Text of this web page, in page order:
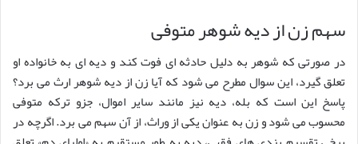
سهم زن از دیه شوهر متوفی
در صورتی که شوهر به دلیل حادثه ای فوت کند و دیه ای به خانواده او
تعلق گیرد، این سوال مطرح می شود که آیا زن از دیه شوهر ارث می برد؟
پاسخ این است که بله، دیه نیز مانند سایر اموال، جزو ترکه متوفی
محسوب می شود و زن به عنوان یکی از وراث، از آن سهم می برد. اگرچه در